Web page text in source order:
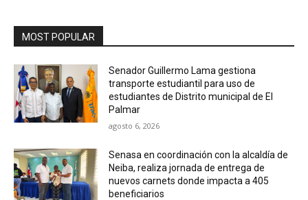
MOST POPULAR
Senador Guillermo Lama gestiona
transporte estudiantil para uso de
estudiantes de Distrito municipal de El
Palmar
agosto 6, 2026
Senasa en coordinación con la alcaldía de
Neiba, realiza jornada de entrega de
nuevos carnets donde impacta a 405
beneficiarios